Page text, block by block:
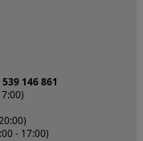
146 861
- 17:00)